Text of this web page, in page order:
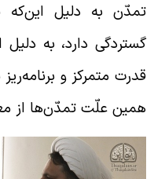
به دلیل این‌که
دارد، به دلیل
متمرکز و برنامه‌ریز
علّت تمدّن‌ها از